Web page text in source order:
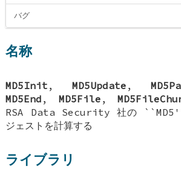
バグ
名称
MD5Init ,MD5Update ,
MD5End , MD5File ,
RSA Data Security 社の ``MD5''
ジェストを計算する
ライブラリ